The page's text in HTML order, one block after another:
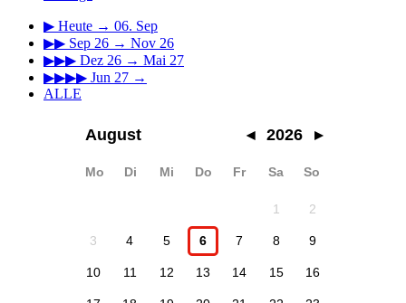
▶ Heute → 06. Sep
▶▶ Sep 26 → Nov 26
▶▶▶ Dez 26 → Mai 27
▶▶▶▶ Jun 27 →
ALLE
August ◂ 2026 ▸
Mo Di Mi Do Fr Sa So
1 2
3 4 5 6 7 8 9
10 11 12 13 14 15 16